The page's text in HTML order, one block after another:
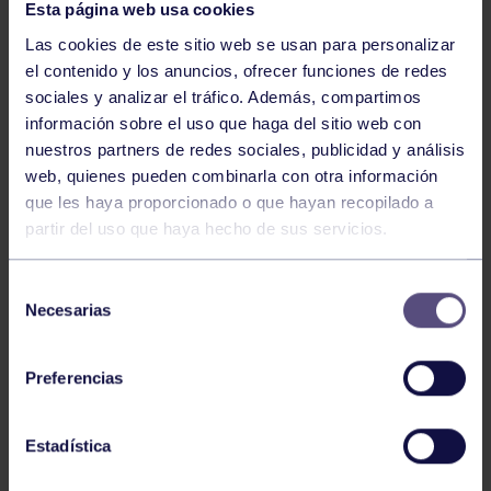
Esta página web usa cookies
Las cookies de este sitio web se usan para personalizar
el contenido y los anuncios, ofrecer funciones de redes
sociales y analizar el tráfico. Además, compartimos
información sobre el uso que haga del sitio web con
nuestros partners de redes sociales, publicidad y análisis
web, quienes pueden combinarla con otra información
que les haya proporcionado o que hayan recopilado a
partir del uso que haya hecho de sus servicios.
Necesarias
Preferencias
Estadística
Rugby 03 Jun 2026
XVI TORNEO RUGBY PLAYA RGCC